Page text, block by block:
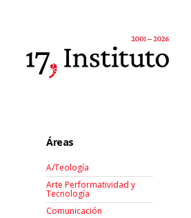
Áreas
A/Teología
Arte Performatividad y
Tecnología
Comunicación